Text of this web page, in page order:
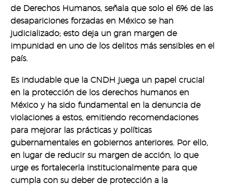
de Derechos Humanos, señala que solo el 6% de las
desapariciones forzadas en México se han
judicializado; esto deja un gran margen de
impunidad en uno de los delitos más sensibles en el
país.
Es indudable que la CNDH juega un papel crucial
en la protección de los derechos humanos en
México y ha sido fundamental en la denuncia de
violaciones a estos, emitiendo recomendaciones
para mejorar las prácticas y políticas
gubernamentales en gobiernos anteriores. Por ello,
en lugar de reducir su margen de acción, lo que
urge es fortalecerla institucionalmente para que
cumpla con su deber de protección a la